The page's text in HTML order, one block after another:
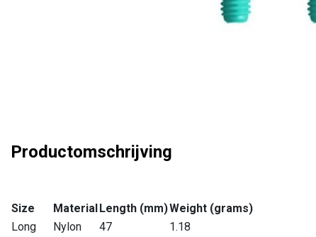
Productomschrijving
Size MaterialLength (mm)Weight (grams)
Long
Nylon 47
1.18